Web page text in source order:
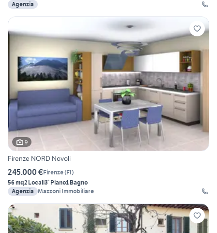
Agenzia
9
Firenze NORD Novoli
245.000 €Firenze(FI)
56 mq2 Locali3° Piano1 Bagno
Agenzia Mazzoni Immobiliare